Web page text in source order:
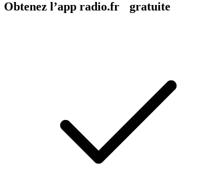
Obtenez l’app radio.fr gratuite